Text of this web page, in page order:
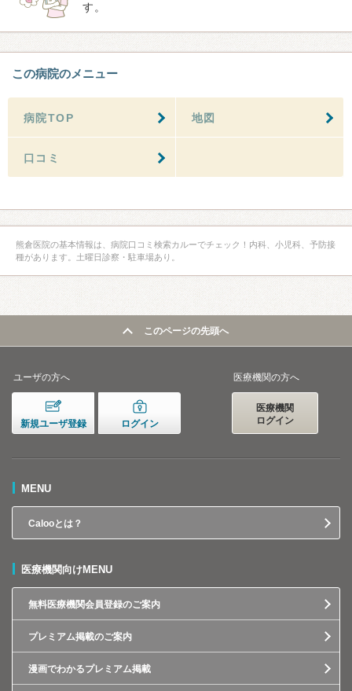
す。
この病院のメニュー
病院TOP 地図
口コミ
熊倉医院の基本情報は、病院口コミ検索カルーでチェック！内科、小児科、予防接
種があります。土曜日診察・駐車場あり。
このページの先頭へ
ユーザの方へ
新規ユーザ登録 ログイン
医療機関の方へ
医療機関
ログイン
MENU
Calooとは？
医療機関向けMENU
無料医療機関会員登録のご案内
プレミアム掲載のご案内
漫画でわかるプレミアム掲載